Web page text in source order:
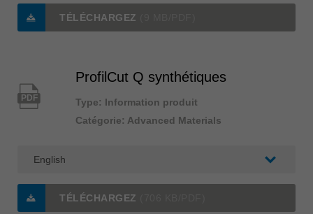
TÉLÉCHARGEZ
PDF
ProfilCut Q synthétiques
Type: Information produit
Catégorie: Advanced Materials
TÉLÉCHARGEZ